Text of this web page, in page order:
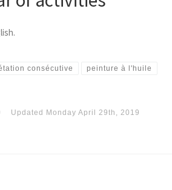
consécutive peinture à l'huile
Updated Monday April 29th, 2019